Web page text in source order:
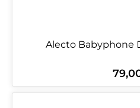
Alecto Babyphone